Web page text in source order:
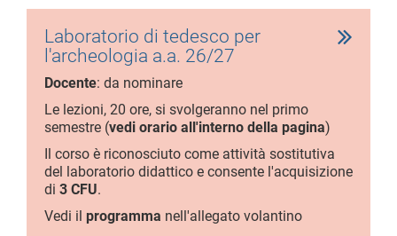
Laboratorio di tedesco per
l'archeologia a.a. 26/27
Docente: da nominare
Le lezioni, 20 ore, si svolgeranno nel primo
semestre (vedi orario all'interno della pagina)
Il corso è riconosciuto come attività sostitutiva
del laboratorio didattico e consente l'acquisizione
di 3 CFU.
Vedi il programma nell'allegato volantino